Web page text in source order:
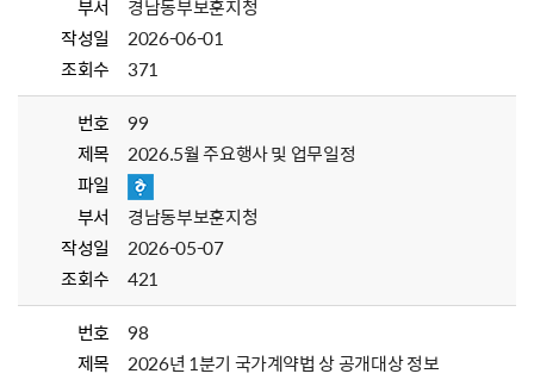
부서
경남동부보훈지청
작성일
2026-06-01
조회수
371
번호
99
제목
2026.5월 주요행사 및 업무일정
파일
부서
경남동부보훈지청
작성일
2026-05-07
조회수
421
번호
98
제목
2026년 1분기 국가계약법 상 공개대상 정보